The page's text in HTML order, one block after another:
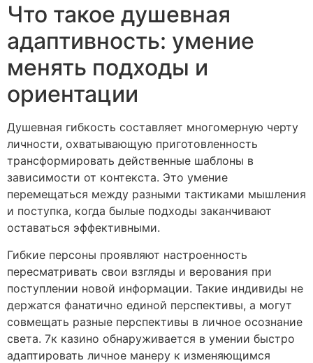
Что такое душевная
адаптивность: умение
менять подходы и
ориентации
Душевная гибкость составляет многомерную черту
личности, охватывающую приготовленность
трансформировать действенные шаблоны в
зависимости от контекста. Это умение
перемещаться между разными тактиками мышления
и поступка, когда былые подходы заканчивают
оставаться эффективными.
Гибкие персоны проявляют настроенность
пересматривать свои взгляды и верования при
поступлении новой информации. Такие индивиды не
держатся фанатично единой перспективы, а могут
совмещать разные перспективы в личное осознание
света. 7к казино обнаруживается в умении быстро
адаптировать личное манеру к изменяющимся